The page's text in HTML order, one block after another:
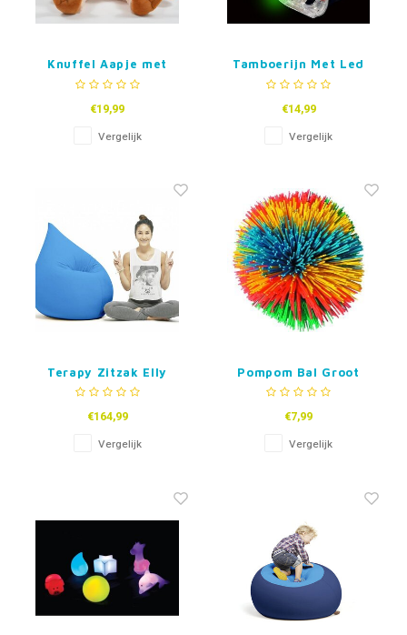
Knuffel Aapje met
Licht
€19,99
Vergelijk
Tamboerijn Met Led
Licht
€14,99
Vergelijk
Terapy Zitzak Elly
€164,99
Vergelijk
Pompom Bal Groot
€7,99
Vergelijk